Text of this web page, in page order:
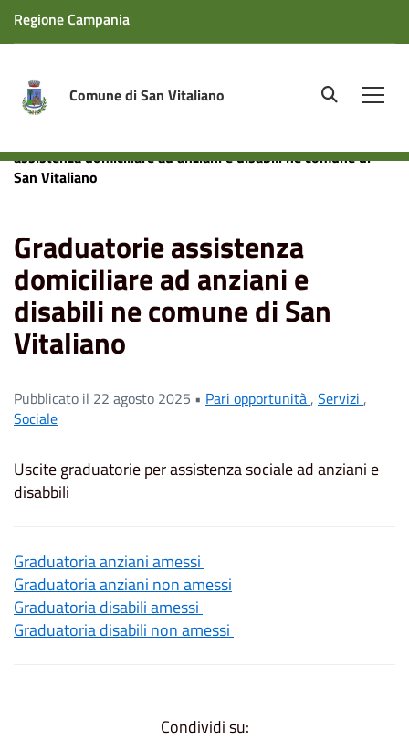
Regione Campania
Comune di San Vitaliano site.searc
assistenza domiciliare ad anziani e disabili ne comune di
San Vitaliano
Graduatorie assistenza
domiciliare ad anziani e
disabili ne comune di San
Vitaliano
Pubblicato il 22 agosto 2025 • Pari opportunità, Servizi ,
Sociale
Uscite graduatorie per assistenza sociale ad anziani e
disabbili
Graduatoria anziani amessi
Graduatoria anziani non amessi
Graduatoria disabili amessi
Graduatoria disabili non amessi
Condividi su: